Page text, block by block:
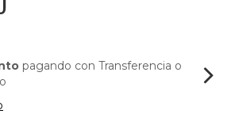
pagando con Transferencia o